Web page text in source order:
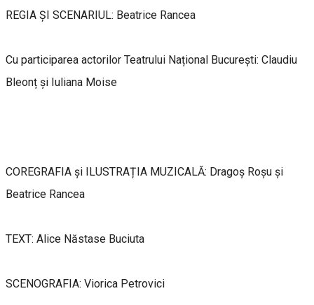
REGIA ȘI SCENARIUL: Beatrice Rancea
Cu participarea actorilor Teatrului Național București: Claudiu
Bleonț și Iuliana Moise
COREGRAFIA și ILUSTRAȚIA MUZICALĂ: Dragoș Roșu și
Beatrice Rancea
TEXT: Alice Năstase Buciuta
SCENOGRAFIA: Viorica Petrovici